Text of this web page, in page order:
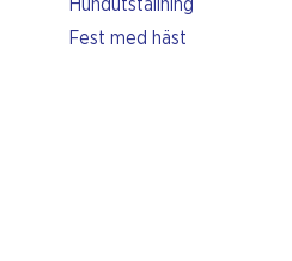
Hundutställning
Fest med häst